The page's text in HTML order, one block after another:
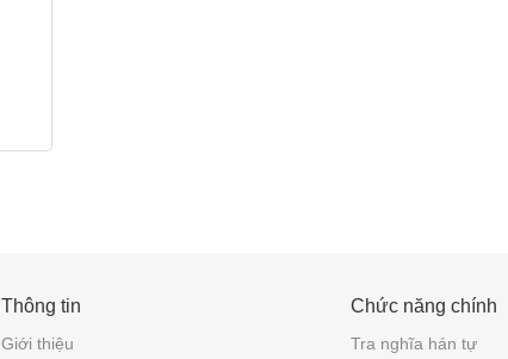
Thông tin
Giới thiệu
Chức năng chính
Tra nghĩa hán tự